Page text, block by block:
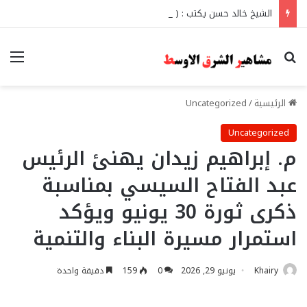
الشيخ خالد حسن يكتب : ( لا يسخر قوم من قوم)
بحث عن
الرئيسية/
Uncategorized
Uncategorized
م. إبراهيم زيدان يهنئ الرئيس
عبد الفتاح السيسي بمناسبة
ذكرى ثورة 30 يونيو ويؤكد
استمرار مسيرة البناء والتنمية
Khairy يونيو 29, 2026 0
159 دقيقة واحدة